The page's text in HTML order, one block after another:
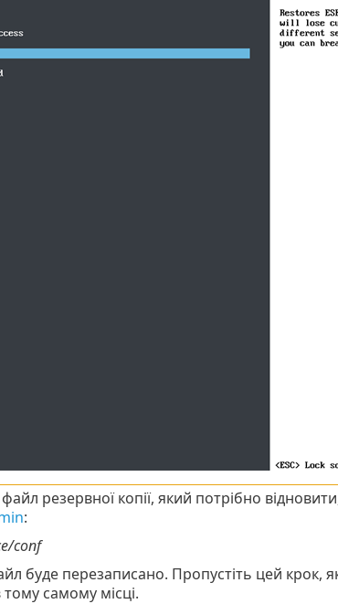
резервної копії, який потрібно
:
conf
буде перезаписано. Пропустіть цей крок,
самому місці.